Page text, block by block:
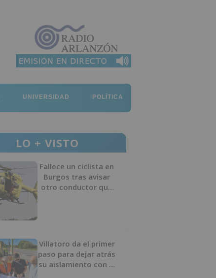
UNIVERSIDAD POLÍTICA
LO + VISTO
Fallece un ciclista en
Burgos tras avisar
otro conductor que
Villatoro da el primer
paso para dejar atrás
su aislamiento con el